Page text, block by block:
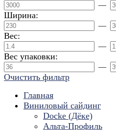
—
Ширина:
—
Вес:
—
Вес упаковки:
—
Очистить фильтр
Главная
Виниловый сайдинг
Docke (Дёке)
Альта-Профиль